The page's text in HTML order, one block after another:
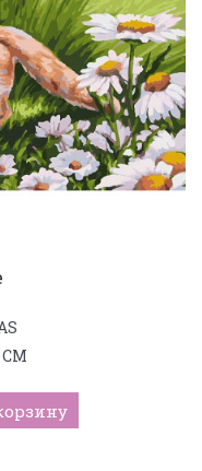
СМ